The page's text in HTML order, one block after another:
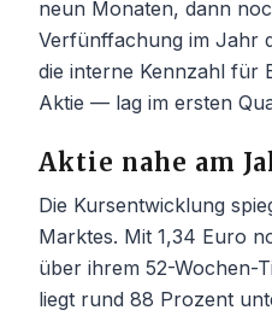
neun Monaten, dann
Verfünffachung im Jahr
die interne Kennzahl für
Aktie — lag im ersten
Aktie nahe am
Die Kursentwicklung
Marktes. Mit 1,34 Euro
über ihrem 52-Wochen-
liegt rund 88 Prozent